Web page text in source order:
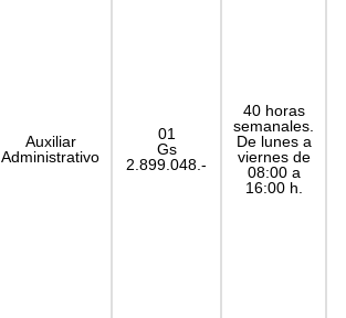
Auxiliar
Administrativo
01
Gs
2.899.048.-
40 horas
semanales.
De lunes a
viernes de
08:00 a
16:00 h.